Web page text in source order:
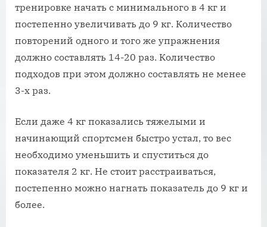
тренировке начать с минимального в 4 кг и
постепенно увеличивать до 9 кг. Количество
повторений одного и того же упражнения
должно составлять 14-20 раз. Количество
подходов при этом должно составлять не менее
3-х раз.
Если даже 4 кг показались тяжелыми и
начинающий спортсмен быстро устал, то вес
необходимо уменьшить и спуститься до
показателя 2 кг. Не стоит расстраиваться,
постепенно можно нагнать показатель до 9 кг и
более.